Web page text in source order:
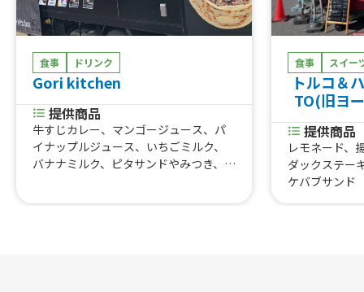
食事 ドリンク
Gori kitchen
提供商品
牛すじカレー、マンゴージュース、パ
イナップルジュース、いちごミルク、
バナナミルク、ピタサンドやみつき、ホ
食事 スイー
トルコ＆
TO(旧ヨ
提供商品
レモネード、
ダックステー
ケバブサンド